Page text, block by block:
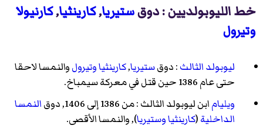
خط الليوبولديين : دوقستيريا,كارينثيا,كارنيولا
وتيرول
ليوبولد الثالث: دوقستيريا,كارينثياوتيرولوالنمسا لاحقا
حتى عام 1386 حين قتل في معركة سيمباخ.
ويليامابن ليوبولد الثالث : من 1386 إلى 1406, دوق
النمسا
الداخلية(كارينثياوستيريا), والنمسا الأقصى.